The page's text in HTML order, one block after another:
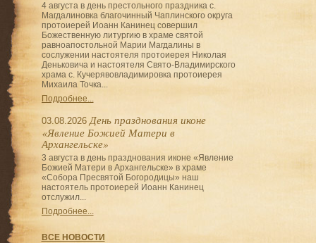
4 августа в день престольного праздника с.
Магдалиновка благочинный Чаплинского округа
протоиерей Иоанн Канинец совершил
Божественную литургию в храме святой
равноапостольной Марии Магдалины в
сослужении настоятеля протоиерея Николая
Деньковича и настоятеля Свято-Владимирского
храма с. Кучерявовладимировка протоиерея
Михаила Точка...
Подробнее...
03.08.2026 День празднования иконе
«Явление Божией Матери в
Архангельске»
3 августа в день празднования иконе «Явление
Божией Матери в Архангельске» в храме
«Собора Пресвятой Богородицы» наш
настоятель протоиерей Иоанн Канинец
отслужил...
Подробнее...
ВСЕ НОВОСТИ